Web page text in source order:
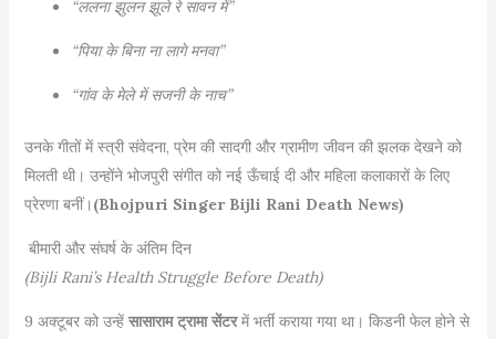
“ललना झुलन झूले रे सावन में”
“पिया के बिना ना लागे मनवा”
“गांव के मेले में सजनी के नाच”
उनके गीतों में स्त्री संवेदना, प्रेम की सादगी और ग्रामीण जीवन की झलक देखने को
मिलती थी। उन्होंने भोजपुरी संगीत को नई ऊँचाई दी और महिला कलाकारों के लिए
प्रेरणा बनीं। (Bhojpuri Singer Bijli Rani Death News)
बीमारी और संघर्ष के अंतिम दिन
(Bijli Rani’s Health Struggle Before Death)
9 अक्टूबर को उन्हें सासाराम ट्रामा सेंटरमें भर्ती कराया गया था। किडनी फेल होने से